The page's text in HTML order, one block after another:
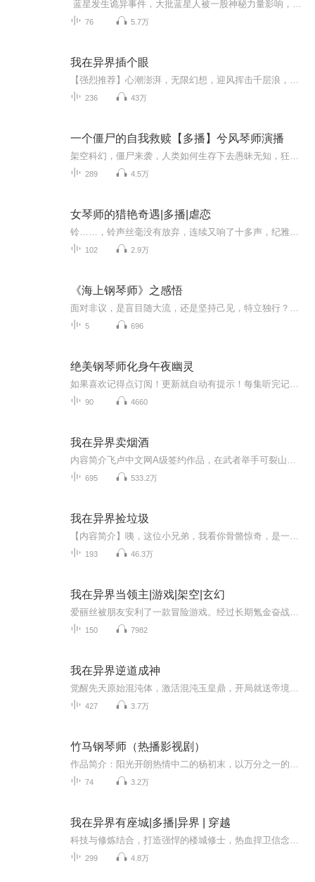
76 5.7万
我在异界插个眼
236 43万
一个僵尸的自我救赎【多播】兮风琴师演播
289 4.5万
女琴师的猎艳奇遇|多播|虐恋
102 2.9万
《海上钢琴师》之感悟
5 696
绝美钢琴师化身午夜幽灵
90 4660
我在异界卖烟酒
695 533.2万
我在异界捡垃圾
193 46.3万
我在异界当领主|游戏|架空|玄幻
150 7982
我在异界逆道成神
427 3.7万
竹马钢琴师（热播影视剧）
74 3.2万
我在异界有座城|多播|异界 | 穿越
299 4.8万